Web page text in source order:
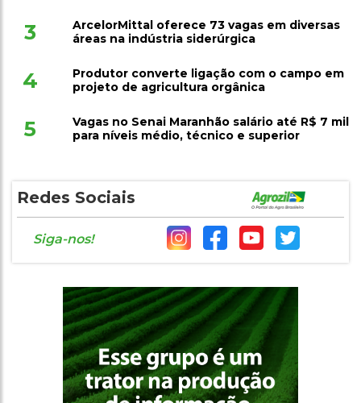
áreas na indústria siderúrgica
projeto de agricultura orgânica
para níveis médio, técnico e superior
Redes Sociais
Siga-nos!